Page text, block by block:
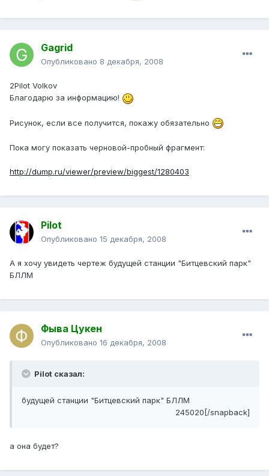
Gagrid
Опубликовано 8 декабря, 2008
2Pilot Volkov
Благодарю за информацию!
Рисунок, если все получится, покажу обязательно
Пока могу показать черновой-пробный фрагмент:
http://dump.ru/viewer/preview/biggest/1280403
Pilot
Опубликовано 15 декабря, 2008
А я хочу увидеть чертеж будущей станции "Битцевский парк"
БЛЛМ
Фыва Цукен
Опубликовано 16 декабря, 2008
Pilot сказал:
будущей станции "Битцевский парк" БЛЛМ
245020[/snapback]
а она будет?